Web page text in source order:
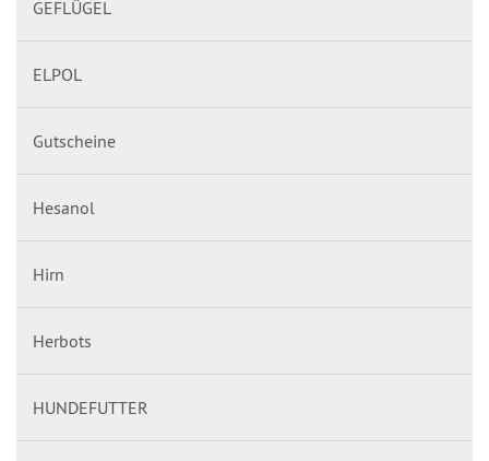
GEFLÜGEL
ELPOL
Gutscheine
Hesanol
Hirn
Herbots
HUNDEFUTTER